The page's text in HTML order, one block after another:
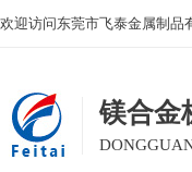
欢迎访问东莞市飞泰金属制品
镁合金